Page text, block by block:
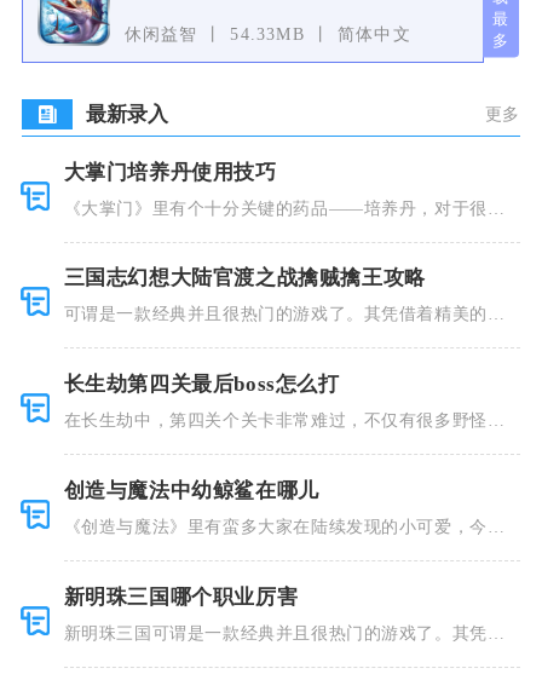
休闲益智 54.33MB 简体中文
最新录入 更多
大掌门培养丹使用技巧
《大掌门》里有个十分关键的药品——培养丹，对于很多
三国志幻想大陆官渡之战擒贼擒王攻略
可谓是一款经典并且很热门的游戏了。其凭借着精美的画
长生劫第四关最后boss怎么打
在长生劫中，第四关个关卡非常难过，不仅有很多野怪，
创造与魔法中幼鲸鲨在哪儿
《创造与魔法》里有蛮多大家在陆续发现的小可爱，今天
新明珠三国哪个职业厉害
新明珠三国可谓是一款经典并且很热门的游戏了。其凭借